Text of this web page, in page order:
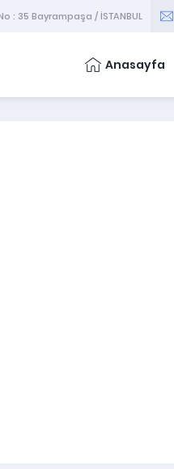
: 35 Bayrampaşa / İSTANBUL
Anasayfa